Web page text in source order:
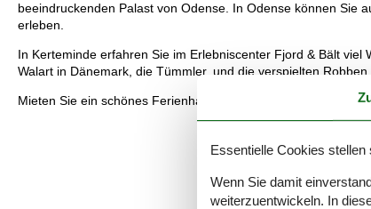
beeindruckenden Palast von Odense. In Odense können Sie
erleben.
In Kerteminde erfahren Sie im Erlebniscenter Fjord & Bält
Walart in Dänemark, die Tümmler, und die verspielten
Mieten Sie ein schönes Ferienhaus auf Fünen mit Pool,
Essentielle Cookies
Wenn Sie damit
weiterzuentwickeln. In